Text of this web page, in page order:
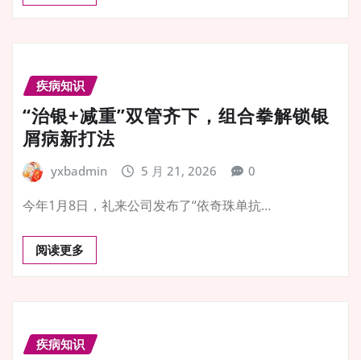
疾病知识
“治银+减重”双管齐下，组合拳解锁银
屑病新打法
yxbadmin 5 月 21, 2026 0
今年1月8日，礼来公司发布了“依奇珠单抗…
阅读更多
疾病知识